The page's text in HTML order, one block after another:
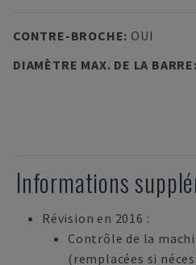
CONTRE-BROCHE: OUI
DIAMÈTRE MAX. DE LA BARRE:
Informations
Révision en 2016 :
Contrôle de la
(remplacées si